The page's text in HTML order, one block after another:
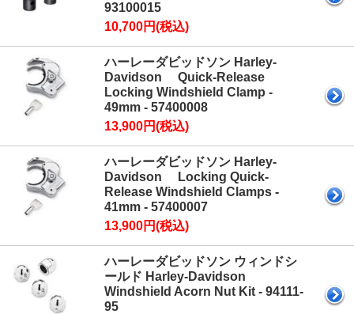
93100015
10,700円(税込)
ハーレーダビッドソン Harley-
Davidson Quick-Release
Locking Windshield Clamp -
49mm - 57400008
13,900円(税込)
ハーレーダビッドソン Harley-
Davidson Locking Quick-
Release Windshield Clamps -
41mm - 57400007
13,900円(税込)
ハーレーダビッドソン ウィンドシ
ールド Harley-Davidson
Windshield Acorn Nut Kit - 94111-
95